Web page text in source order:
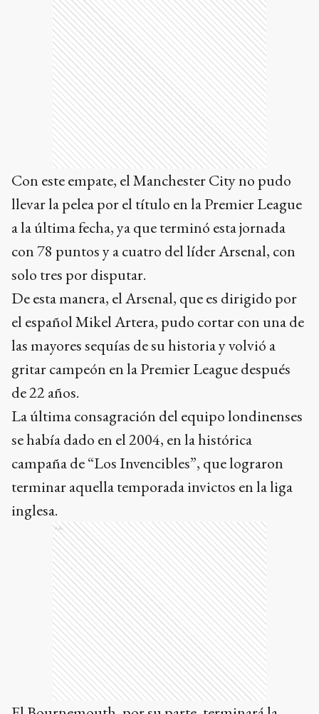
Con este empate, el Manchester City no pudo
llevar la pelea por el título en la Premier League
a la última fecha, ya que terminó esta jornada
con 78 puntos y a cuatro del líder Arsenal, con
solo tres por disputar.
De esta manera, el Arsenal, que es dirigido por
el español Mikel Artera, pudo cortar con una de
las mayores sequías de su historia y volvió a
gritar campeón en la Premier League después
de 22 años.
La última consagración del equipo londinenses
se había dado en el 2004, en la histórica
campaña de “Los Invencibles”, que lograron
terminar aquella temporada invictos en la liga
inglesa.
Ads